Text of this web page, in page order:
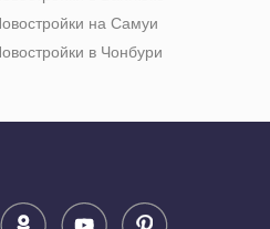
на Самуи
в Чонбури